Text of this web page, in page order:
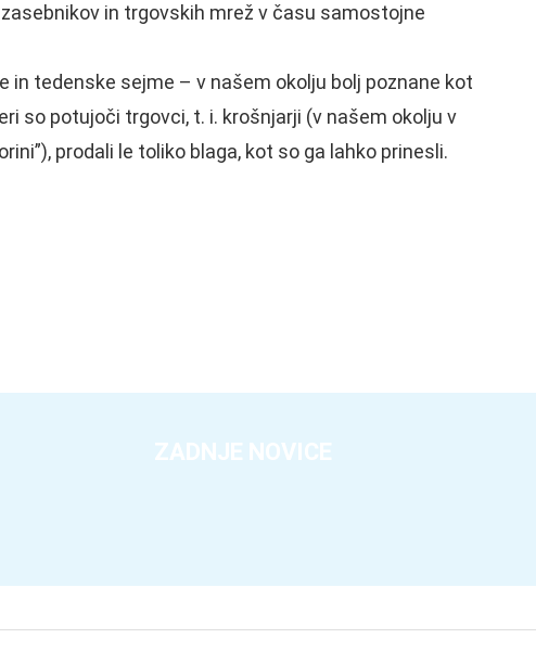
in trgovskih mrež v času samostojne
in tedenske sejme – v našem okolju bolj poznane kot
so potujoči trgovci, t. i. krošnjarji (v našem okolju v
prodali le toliko blaga, kot so ga lahko prinesli.
ZADNJE NOVICE